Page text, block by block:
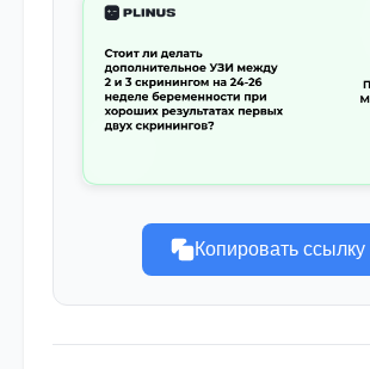
Копировать ссылку